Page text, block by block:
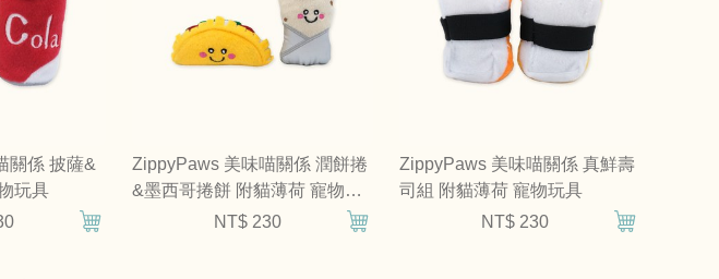
關係 披薩&
玩具
ZippyPaws 美味喵關係 潤餅捲
&墨西哥捲餅 附貓薄荷 寵物玩
NT$ 230
ZippyPaws 美味喵關係 真鮮壽
司組 附貓薄荷 寵物玩具
NT$ 230